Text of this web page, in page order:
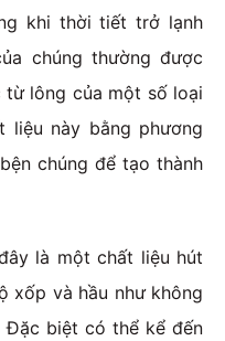
khi thời tiết trở lạnh
chúng thường được
lông của một số loại
liệu này bằng phương
chúng để tạo thành
là một chất liệu hút
xốp và hầu như không
Đặc biệt có thể kể đến